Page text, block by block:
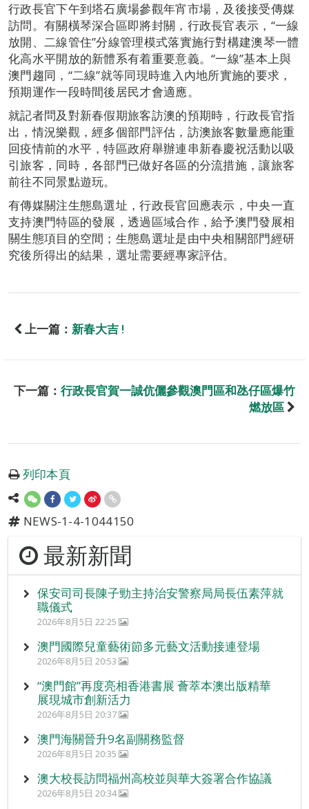
行政長官下午到塔石廣場參觀年宵市場，及後接受傳媒
訪問。有關橫琴深合區即將封關，行政長官表示，“一線
放開、二線管住”分線管理模式落實施行對構建澳琴一體
化高水平開放的新體系有着重要意義。“一線”基本上與
澳門趨同，“二線”就等同現時進入內地所實施的要求，
預期運作一段時間後居民才會適應。
就記者問及對新春假期旅客訪澳的預期時，行政長官指
出，情況樂觀，經多個部門評估，訪澳旅客數量應能重
回疫情前的水平，特區政府舉辦連串新春慶祝活動以吸
引旅客，同時，各部門已做好各區的分流措施，讓旅客
前往不同景點遊玩。
有傳媒關注生態島選址，行政長官回應表示，中央一直
支持澳門特區的發展，透過區域合作，給予澳門發展相
關生態項目的空間；生態島選址是由中央相關部門經研
究後所得出的結果，選址需要經專家評估。
上一篇： 新春大吉 !
下一篇： 行政長官賀一誠伉儷參觀澳門區和氹仔區爆竹
燃放區
列印本頁
NEWS-1-4-1044150
最新新聞
保安司司長陳子勁主持治安警察局局長伍素萍就
職儀式
2026年8月5日 22:25
澳門國際兒童藝術節多元藝文活動接連登場
2026年8月5日 20:53
“澳門館”再度亮相香港書展 薈萃本澳出版精華
展現城市創新活力
2026年8月5日 20:37
澳門海關晉升9名副關務監督
2026年8月5日 20:35
澳大校長訪問福州高校並與華大簽署合作協議
2026年8月5日 20:34